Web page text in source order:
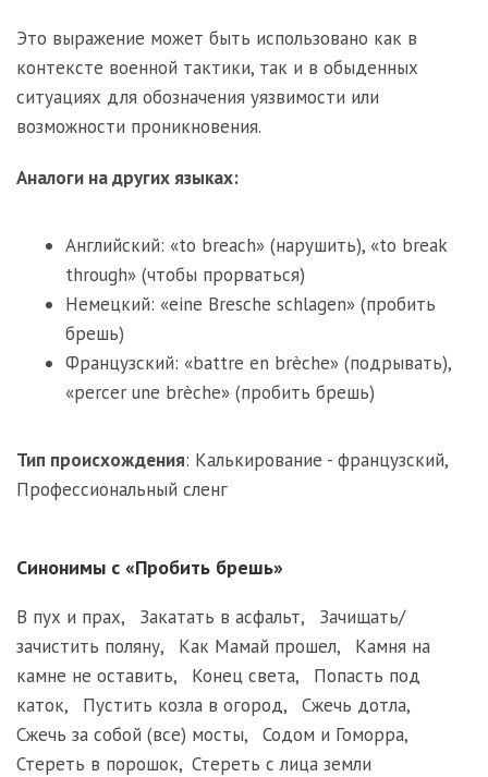
Это выражение может быть использовано как в
контексте военной тактики, так и в обыденных
ситуациях для обозначения уязвимости или
возможности проникновения.
Аналоги на других языках:
Английский: «to breach» (нарушить), «to break
through» (чтобы прорваться)
Немецкий: «eine Bresche schlagen» (пробить
брешь)
Французский: «battre en brèche» (подрывать),
«percer une brèche» (пробить брешь)
Тип происхождения: Калькирование - французский,
Профессиональный сленг
Синонимы с «Пробить брешь»
В пух и прах, Закатать в асфальт, Зачищать/
зачистить поляну, Как Мамай прошел, Камня на
камне не оставить, Конец света, Попасть под
каток, Пустить козла в огород, Сжечь дотла,
Сжечь за собой (все) мосты, Содом и Гоморра,
Стереть в порошок, Стереть с лица земли